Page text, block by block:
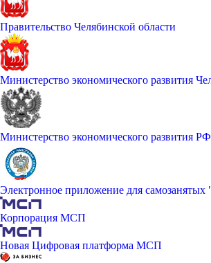
Правительство Челябинской области
Министерство экономического развития
Министерство экономического развития РФ
Электронное приложение для
Корпорация МСП
Новая Цифровая платформа МСП